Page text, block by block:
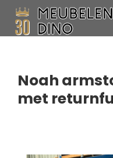
Noah
met